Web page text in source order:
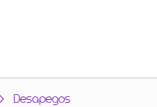
Desapegos